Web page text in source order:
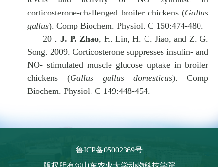
corticosterone-challenged broiler chickens (Gallus
gallus). Comp Biochem. Physiol. C 150:474-480.
20．J. P. Zhao, H. Lin, H. C. Jiao, and Z. G.
Song. 2009. Corticosterone suppresses insulin- and
NO- stimulated muscle glucose uptake in broiler
chickens (Gallus gallus domesticus). Comp
Biochem. Physiol. C 149:448-454.
鲁ICP备05002369号
版权所有@山东农业大学动物科技学院